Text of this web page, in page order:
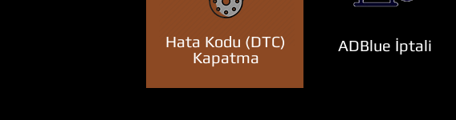
Hata Kodu (DTC)
Kapatma
ADBlue İptali